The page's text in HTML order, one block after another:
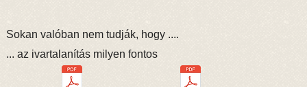
Sokan valóban nem tudják, hogy ....
... az ivartalanítás milyen fontos